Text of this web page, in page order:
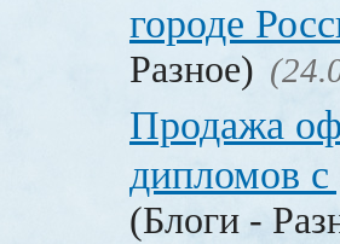
городе
Разное)
Продажа
дипломов с
(Блоги -